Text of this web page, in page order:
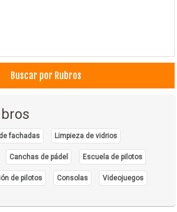
Buscar por Rubros
fachadas Limpieza de vidrios
Canchas de pádel Escuela de pilotos
de pilotos Consolas Videojuegos